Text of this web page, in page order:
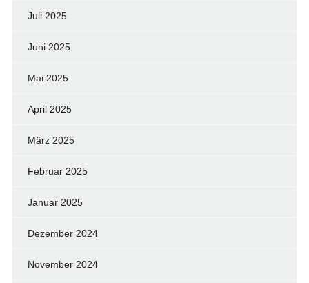
Juli 2025
Juni 2025
Mai 2025
April 2025
März 2025
Februar 2025
Januar 2025
Dezember 2024
November 2024